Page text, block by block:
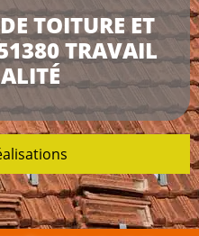
TOITURE ET
TRAVAIL